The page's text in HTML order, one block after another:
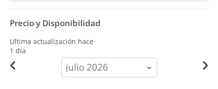
Precio y Disponibilidad
Ultima actualización hace
1 día
calendar-
month